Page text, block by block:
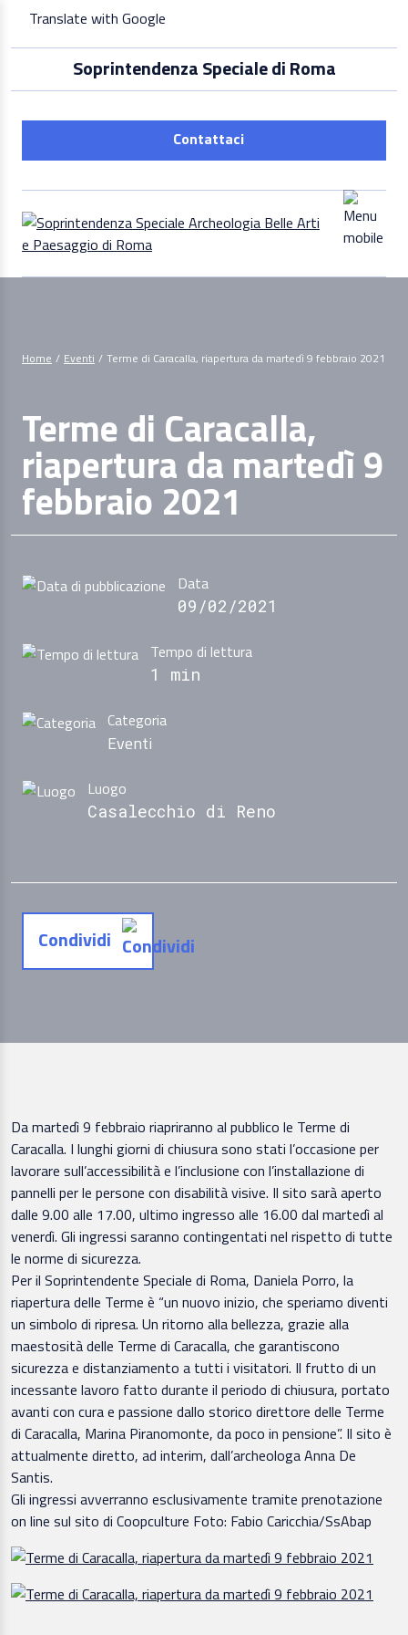
content
Translate with Google
Soprintendenza Speciale di Roma
Contattaci
Home / Eventi / Terme di Caracalla, riapertura da martedì 9 febbraio 2021
Terme di Caracalla,
riapertura da martedì 9
febbraio 2021
Data
09/02/2021
Tempo di lettura
1 min
Categoria
Eventi
Luogo
Casalecchio di Reno
Condividi
Da martedì 9 febbraio riapriranno al pubblico le Terme di
Caracalla. I lunghi giorni di chiusura sono stati l’occasione per
lavorare sull’accessibilità e l’inclusione con l’installazione di
pannelli per le persone con disabilità visive. Il sito sarà aperto
dalle 9.00 alle 17.00, ultimo ingresso alle 16.00 dal martedì al
venerdì. Gli ingressi saranno contingentati nel rispetto di tutte
le norme di sicurezza.
Per il Soprintendente Speciale di Roma, Daniela Porro, la
riapertura delle Terme è “un nuovo inizio, che speriamo diventi
un simbolo di ripresa. Un ritorno alla bellezza, grazie alla
maestosità delle Terme di Caracalla, che garantiscono
sicurezza e distanziamento a tutti i visitatori. Il frutto di un
incessante lavoro fatto durante il periodo di chiusura, portato
avanti con cura e passione dallo storico direttore delle Terme
di Caracalla, Marina Piranomonte, da poco in pensione”. Il sito è
attualmente diretto, ad interim, dall’archeologa Anna De
Santis.
Gli ingressi avverranno esclusivamente tramite prenotazione
on line sul sito di Coopculture Foto: Fabio Caricchia/SsAbap